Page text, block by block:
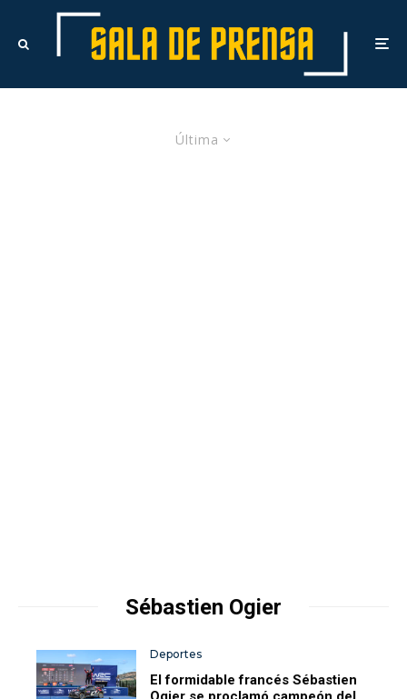
Última
Sébastien Ogier
Deportes
El formidable francés Sébastien